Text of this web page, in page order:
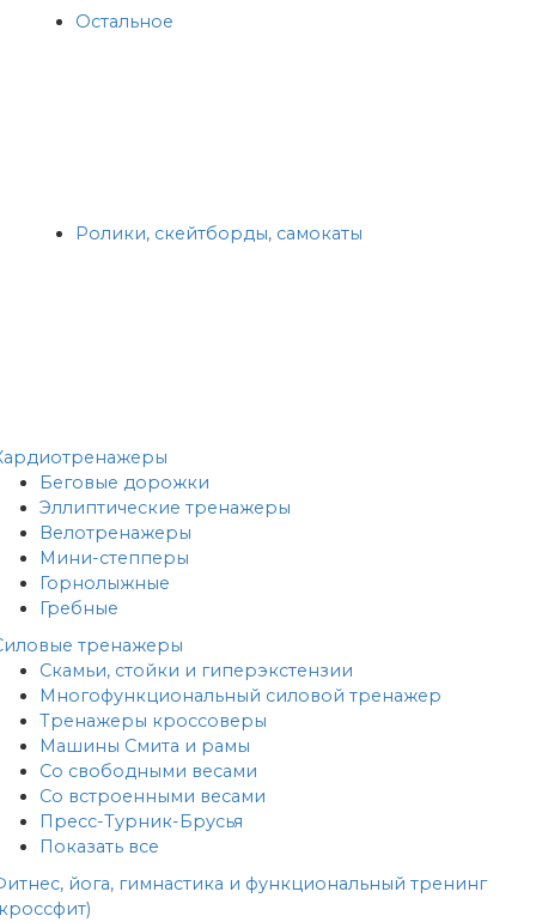
Остальное
Ролики, скейтборды, самокаты
Беговые дорожки
Эллиптические тренажеры
Велотренажеры
Мини-степперы
Горнолыжные
Гребные
тренажеры
Скамьи, стойки и гиперэкстензии
Многофункциональный силовой тренажер
Тренажеры кроссоверы
Машины Смита и рамы
Со свободными весами
Со встроенными весами
Пресс-Турник-Брусья
Показать все
йога, гимнастика и функциональный тренинг